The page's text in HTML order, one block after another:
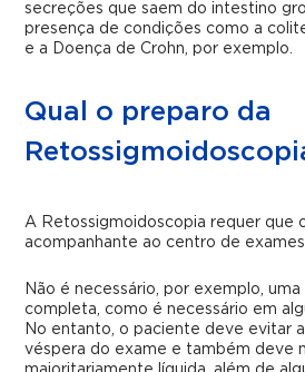
secreções que saem do intestino
presença de condições como a
e a Doença de Crohn, por exemplo.
Qual o preparo da
A Retossigmoidoscopia requer que
acompanhante ao centro de
Não é necessário, por exemplo,
completa, como é necessário em
No entanto, o paciente deve evitar
véspera do exame e também deve